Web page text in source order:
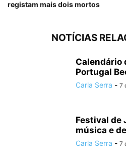
registam mais dois mortos
NOTÍCIAS
Calendário
Portugal
Carla Serra - 7
Festival de
música e
Carla Serra - 7